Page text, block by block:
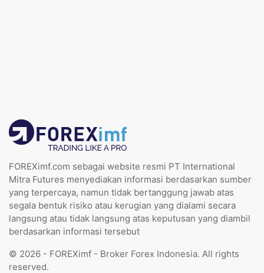
FOREXimf.com sebagai website resmi PT International
Mitra Futures menyediakan informasi berdasarkan sumber
yang terpercaya, namun tidak bertanggung jawab atas
segala bentuk risiko atau kerugian yang dialami secara
langsung atau tidak langsung atas keputusan yang diambil
berdasarkan informasi tersebut
© 2026 - FOREXimf - Broker Forex Indonesia. All rights
reserved.